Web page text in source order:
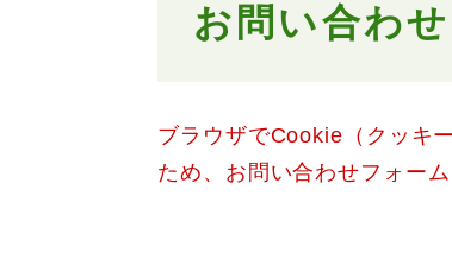
お問い合わせ
ブラウザでCookie（クッキ
ため、お問い合わせフォー